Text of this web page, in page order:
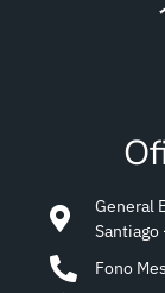
General
Santiago
Fono